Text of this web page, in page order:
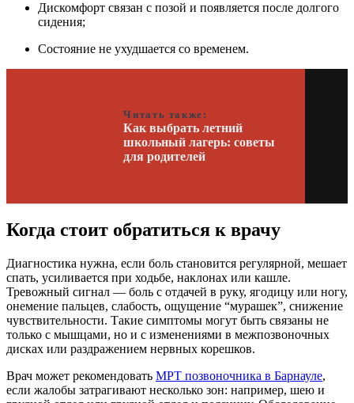
Дискомфорт связан с позой и появляется после долгого
сидения;
Состояние не ухудшается со временем.
Читать также:
Как выбрать летний
школьный лагерь: советы
для родителей
Когда стоит обратиться к врачу
Диагностика нужна, если боль становится регулярной, мешает
спать, усиливается при ходьбе, наклонах или кашле.
Тревожный сигнал — боль с отдачей в руку, ягодицу или ногу,
онемение пальцев, слабость, ощущение “мурашек”, снижение
чувствительности. Такие симптомы могут быть связаны не
только с мышцами, но и с изменениями в межпозвоночных
дисках или раздражением нервных корешков.
Врач может рекомендовать МРТ позвоночника в Барнауле,
если жалобы затрагивают несколько зон: например, шею и